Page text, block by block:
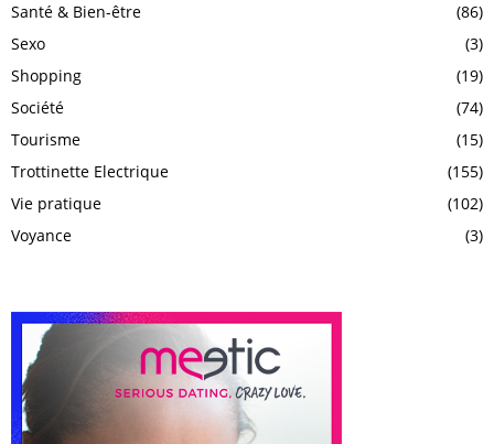
Santé & Bien-être
(86)
Sexo
(3)
Shopping
(19)
Société
(74)
Tourisme
(15)
Trottinette Electrique
(155)
Vie pratique
(102)
Voyance
(3)